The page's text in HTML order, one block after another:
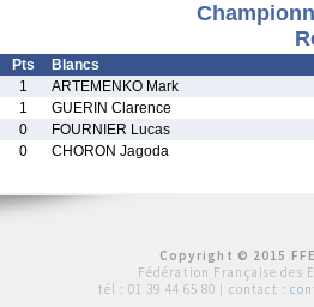
Pts
Blancs
1
ARTEMENKO Mark
1
GUERIN Clarence
0
FOURNIER Lucas
0 CHORON Jagoda
Copyright © 2015
Fédération Française des
tél : 01 39 44 65 80 | contact :